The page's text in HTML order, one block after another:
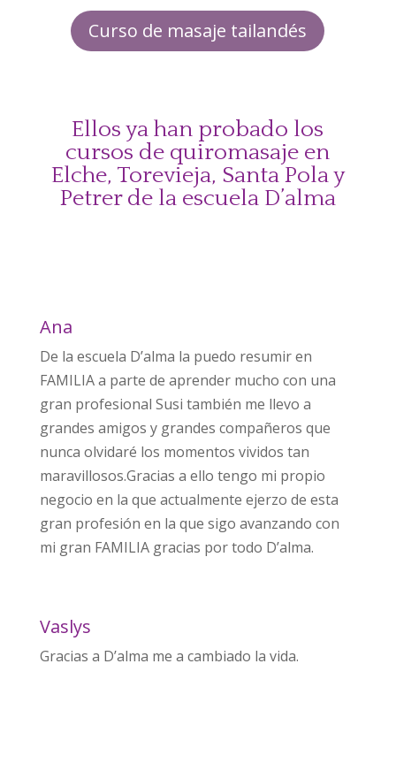
Curso de masaje tailandés
Ellos ya han probado los
cursos de quiromasaje en
Elche, Torevieja, Santa Pola y
Petrer de la escuela D’alma
Ana
De la escuela D’alma la puedo resumir en
FAMILIA a parte de aprender mucho con una
gran profesional Susi también me llevo a
grandes amigos y grandes compañeros que
nunca olvidaré los momentos vividos tan
maravillosos.Gracias a ello tengo mi propio
negocio en la que actualmente ejerzo de esta
gran profesión en la que sigo avanzando con
mi gran FAMILIA gracias por todo D’alma.
Vaslys
Gracias a D’alma me a cambiado la vida.